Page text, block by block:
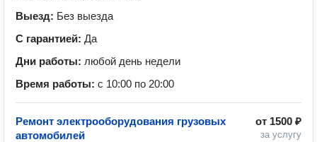
Выезд: Без выезда
С гарантией: Да
Дни работы: любой день недели
Время работы: с 10:00 по 20:00
от 1500 ₽
за услугу
Ремонт электрооборудования грузовых
автомобилей